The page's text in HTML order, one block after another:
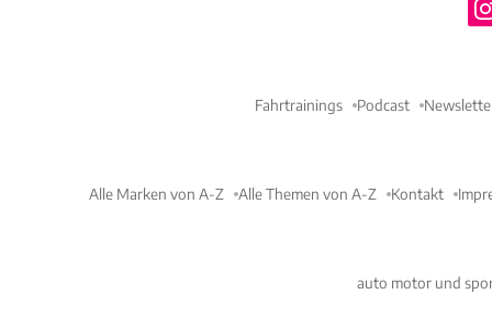
Fahrtrainings Podcast
Alle Marken von A-Z Alle Themen von A-Z Kontakt
auto motor und